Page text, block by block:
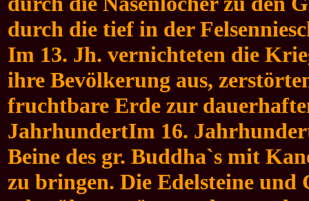
durch die tief in der
Im 13. Jh. vernichteten die
ihre Bevölkerung aus,
fruchtbare Erde zur
JahrhundertIm 16.
Beine des gr. Buddha`s mit
zu bringen. Die Edelsteine